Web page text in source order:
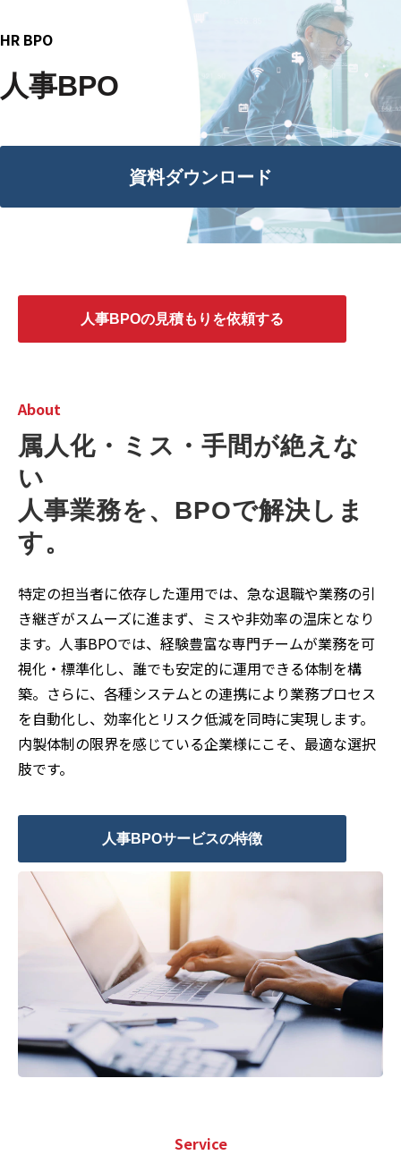
HR BPO
人事BPO
資料ダウンロード
人事BPOの見積もりを依頼する
About
属人化・ミス・手間が絶えな
い
人事業務を、BPOで解決しま
す。
特定の担当者に依存した運用では、急な退職や業務の引
き継ぎがスムーズに進まず、ミスや非効率の温床となり
ます。人事BPOでは、経験豊富な専門チームが業務を可
視化・標準化し、誰でも安定的に運用できる体制を構
築。さらに、各種システムとの連携により業務プロセス
を自動化し、効率化とリスク低減を同時に実現します。
内製体制の限界を感じている企業様にこそ、最適な選択
肢です。
人事BPOサービスの特徴
Service